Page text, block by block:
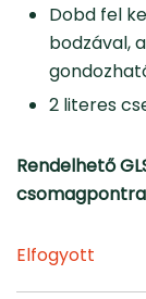
Dobd fel
bodzával,
2 literes
Rendelhető
csomagpontra
Elfogyott